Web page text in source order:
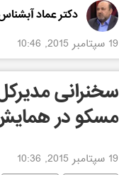
دکتر عماد
19 سپتامبر 2015, 10:46
سخنرانی
مسکو در
19 سپتامبر 2015, 10:36